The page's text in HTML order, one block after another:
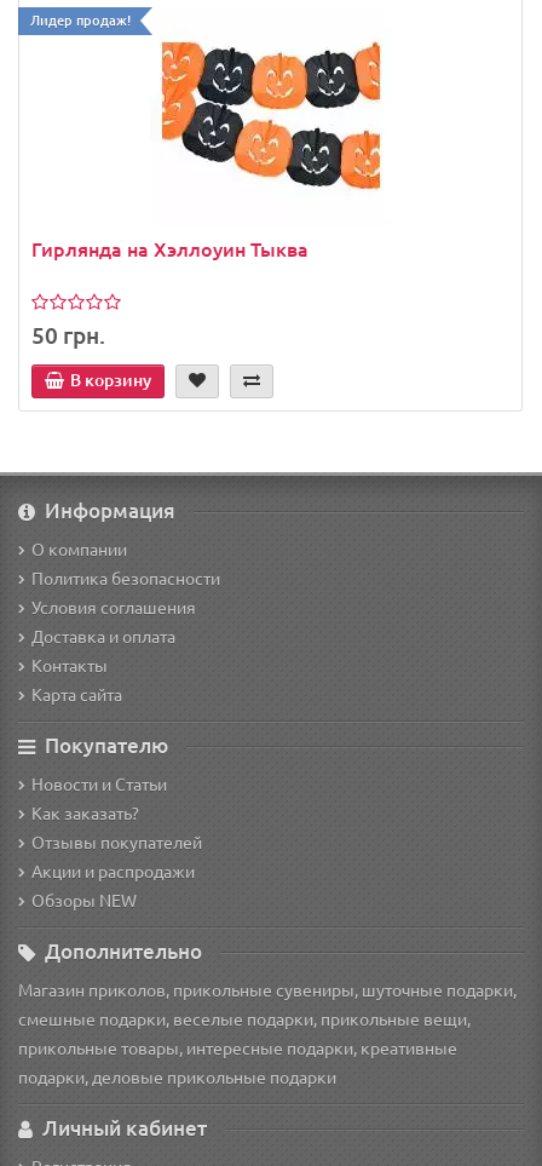
Лидер продаж!
Гирлянда на Хэллоуин Тыква
50 грн.
В корзину
Информация
О компании
Политика безопасности
Условия соглашения
Доставка и оплата
Контакты
Карта сайта
Покупателю
Новости и Статьи
Как заказать?
Отзывы покупателей
Акции и распродажи
Обзоры NEW
Дополнительно
Магазин приколов, прикольные сувениры, шуточные подарки,
смешные подарки, веселые подарки, прикольные вещи,
прикольные товары, интересные подарки, креативные
подарки, деловые прикольные подарки
Личный кабинет